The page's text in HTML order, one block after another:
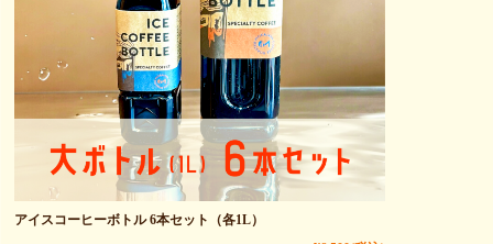
アイスコーヒーボトル 6本セット（各1L）